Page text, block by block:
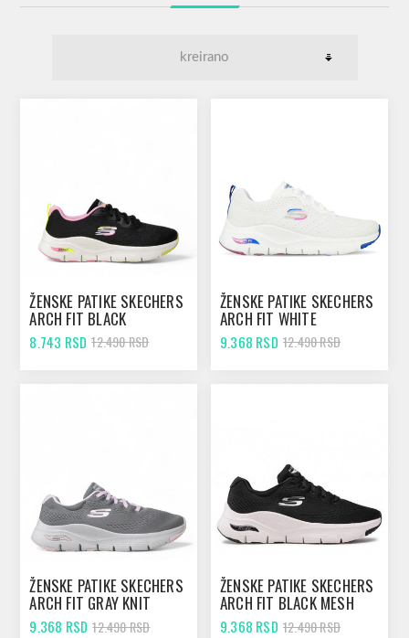
ŽENSKE PATIKE SKECHERS
ARCH FIT BLACK
8.743 RSD 12.490 RSD
ŽENSKE PATIKE SKECHERS
ARCH FIT WHITE
9.368 RSD 12.490 RSD
ŽENSKE PATIKE SKECHERS
ARCH FIT GRAY KNIT
MESH
9.368 RSD 12.490 RSD
ŽENSKE PATIKE SKECHERS
ARCH FIT BLACK MESH
9.368 RSD 12.490 RSD